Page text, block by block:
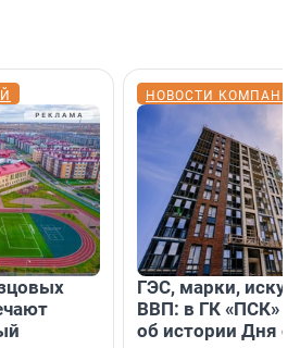
НОВОСТИ
ГЭС, марки,
ВВП: в ГК «ПСК»
об истории Дня